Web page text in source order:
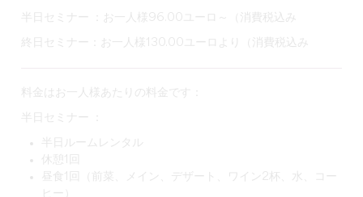
半日セミナー ：お一人様96.00ユーロ～（消費税込み
終日セミナー ：お一人様130.00ユーロより（消費税込み
料金はお一人様あたりの料金です：
半日セミナー ：
半日ルームレンタル
昼食1回（前菜、メイン、デザート、ワイン2杯、水、コー
ヒー）